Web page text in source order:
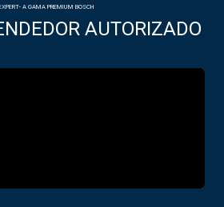
A GAMA PREMIUM BOSCH
AUTORIZADO